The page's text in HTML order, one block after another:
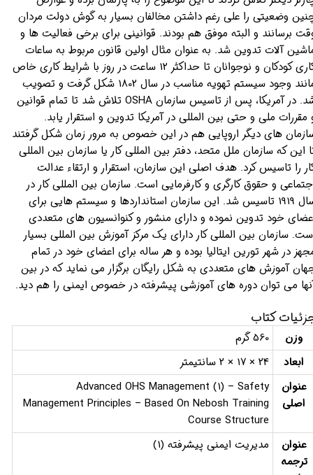
وضعیتی را علی رغم داشتن مخالفان بسیار به گوش دولت مردان
برسانند و البته موفق هم بودند. قوانینی برای برخی فعالیت ها و
آلات تدوین شد. به عنوان مثال اولین قانون مربوط به ساعات
کاری کودکان و نوجوانان تا حداکثر 12 ساعت در روز با شرایط کاری خاص
مانند وجود سیستم تهویه مناسب در سال 1802 شکل گرفت و تصویب
شد. در آمریکا، پس از تاسیس سازمان OSHA تلاش شد تا تمام قوانین
مقررات ملی و حتی بین المللی در آمریکا تدوین و استقرار یابد.
های دیگر اروپایی هم در این خصوص به مرور زمان شکل گرفتند
این که سازمان ملل متحد، دفتر بین المللی کار یا سازمان بین المللی
را تاسیس کرد. هدف اصلی این سازمان، استقرار و ارتقاء عدالت
و حقوق کارگری و کارفرمایی است. سازمان بین المللی کار در
سال 1919 تاسیس شد. این سازمان استانداردها و سیستم هایی برای
خود تدوین نموده و دارای منشور و کنوانسیون های متعددی
سازمان بین المللی کار دارای یک مرکز آموزش بین المللی بسیار
در شهر تورین ایتالیا بوده و هر ساله برای اعضای خود در تمام
آموزش های متعددی به شکل رایگان برگزار می نماید که در بین
می توان دوره های آموزشی پیشرفته در خصوص ایمنی را هم دید.
کتاب
وزن
560 گرم
ابعاد
24 × 17 × 2 سانتیمتر
عنوان
اصلی
Advanced OHS Management (1) – Safety
Management Principles – Based On Nebosh Training
Course Structure
عنوان
ترجمه
مدیریت ایمنی پیشرفته (1)